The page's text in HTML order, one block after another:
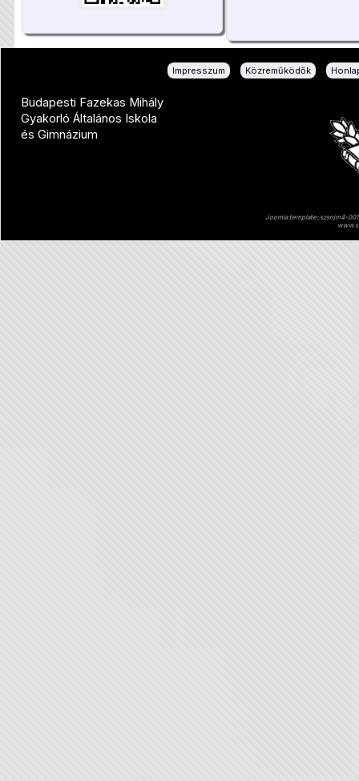
Impresszum Közreműködők
Budapesti Fazekas Mihály
Gyakorló Általános Iskola
és Gimnázium
Joomla template: szsnjm4-